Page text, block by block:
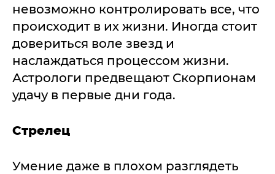
невозможно контролировать все, что
происходит в их жизни. Иногда стоит
довериться воле звезд и
наслаждаться процессом жизни.
Астрологи предвещают Скорпионам
удачу в первые дни года.
Стрелец
Умение даже в плохом разглядеть